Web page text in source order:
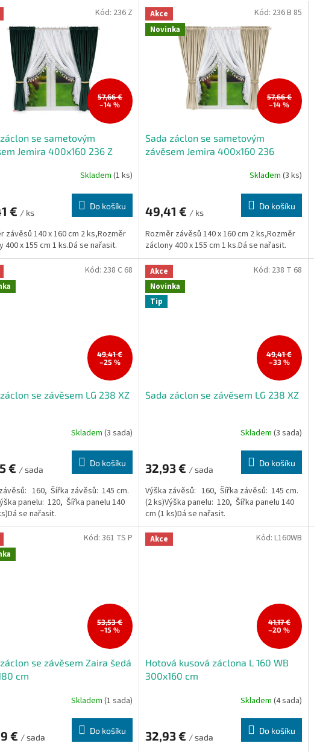
57,66 €
–14 %
se sametovým
Jemira 400x160 236 Z
Skladem (1 ks)
€ / ks
Do košíku
závěsů 140 x 160 cm 2 ks,Rozměr
400 x 155 cm 1 ks.Dá se nařasit.
Kód: 236 Z
Akce
Novinka
57,66 €
–14 %
Sada záclon se sametovým
závěsem Jemira 400x160 236
Skladem (3 ks)
49,41 € / ks
Do košíku
Rozměr závěsů 140 x 160 cm 2 ks,Rozměr
záclony 400 x 155 cm 1 ks.Dá se nařasit.
Kód: 236 B 85
49,41 €
–25 %
se závěsem LG 238 XZ
Skladem (3 sada)
€ / sada
Do košíku
160, Šířka závěsů: 145 cm.
panelu: 120, Šířka panelu 140
se nařasit.
Kód: 238 C 68
Akce
Novinka
Tip
49,41 €
–33 %
Sada záclon se závěsem LG 238 XZ
Skladem (3 sada)
32,93 € / sada
Do košíku
Výška závěsů: 160, Šířka závěsů: 145 cm.
(2 ks)Výška panelu: 120, Šířka panelu 140
cm (1 ks)Dá se nařasit.
Kód: 238 T 68
53,53 €
–15 %
se závěsem Zaira šedá
cm
Skladem (1 sada)
€ / sada
Do košíku
Kód: 361 TS P Akce
41,17 €
–20 %
Hotová kusová záclona L 160 WB
300x160 cm
Skladem (4 sada)
32,93 € / sada
Do košíku
Kód: L160WB